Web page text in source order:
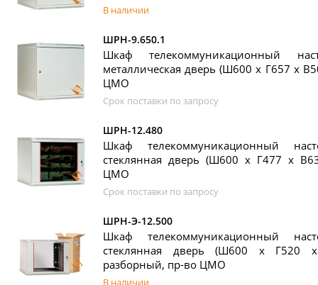
В наличии
ШРН-9.650.1
Шкаф телекоммуникационный
металлическая дверь (Ш600 х Г657 х
ЦМО
Срок поставки по запросу
ШРН-12.480
Шкаф телекоммуникационный
стеклянная дверь (Ш600 х Г477 х
ЦМО
Срок поставки по запросу
ШРН-Э-12.500
Шкаф телекоммуникационный
стеклянная дверь (Ш600 х Г520
разборный, пр-во ЦМО
В наличии